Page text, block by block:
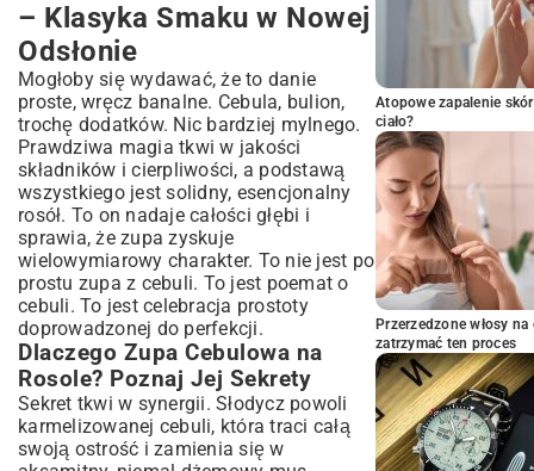
Dlaczego Zupa Cebulowa na Rosole?
Poznaj Jej Sekrety
Bogactwo Smaku i Tradycji
Zdrowotne Aspekty Cebuli i Rosolu
Idealny Rosół – Podstawa Wyśmienitej
Zupy Cebulowej
Jaki Rosół Wybrać? Klasyczny Drobiowy
czy Wołowy?
Sekrety Klarowności i Intensywności
Smaku
Krok po Kroku: Przepis na Zupę
Cebulową na Rosole
Składniki, Które Musisz Mieć w Kuchni
Karmelizacja Cebuli – Klucz do Głębi
Smaku
Proces Gotowania i Doprawiania do
Perfekcji
Sposoby Podania i Pomysły na Dodatki
– Klasyka Smaku w Nowej
Odsłonie
Mogłoby się wydawać, że to danie
proste, wręcz banalne. Cebula, bulion,
trochę dodatków. Nic bardziej mylnego.
Prawdziwa magia tkwi w jakości
składników i cierpliwości, a podstawą
wszystkiego jest solidny, esencjonalny
rosół. To on nadaje całości głębi i
sprawia, że zupa zyskuje
wielowymiarowy charakter. To nie jest po
prostu zupa z cebuli. To jest poemat o
cebuli. To jest celebracja prostoty
doprowadzonej do perfekcji.
Dlaczego Zupa Cebulowa na
Rosole? Poznaj Jej Sekrety
Sekret tkwi w synergii. Słodycz powoli
karmelizowanej cebuli, która traci całą
swoją ostrość i zamienia się w
Atopowe zapalenie
ciało?
Przerzedzone włosy
zatrzymać ten proces